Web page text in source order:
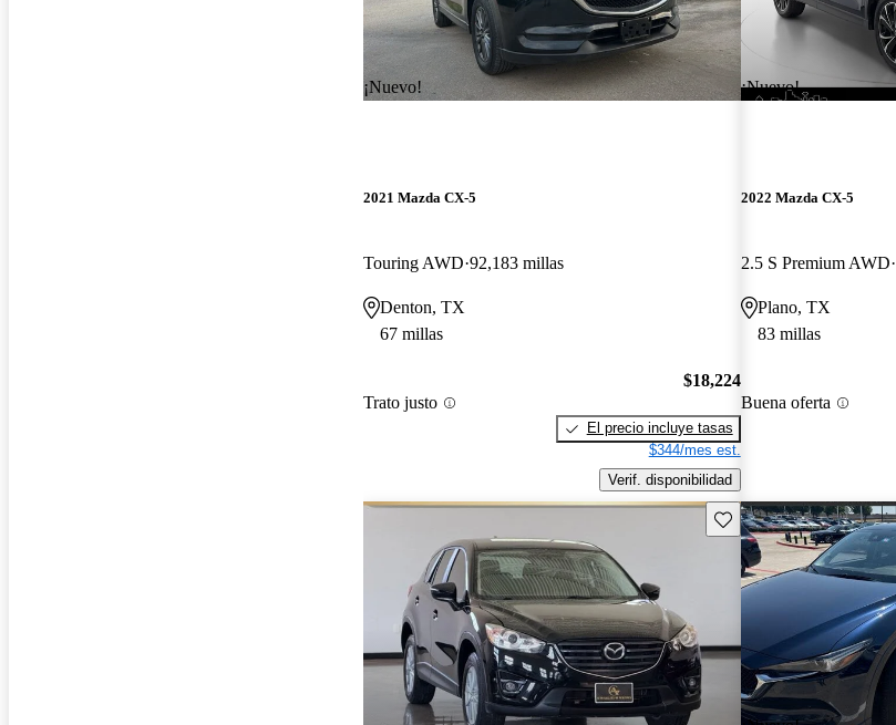
¡Nuevo!
2021 Mazda CX-5
Touring AWD 92,183 millas
Denton, TX
67 millas
Trato justo
$18,224
El precio incluye tasas
$344/mes est.
Verif. disponibilidad
¡Nuevo!
2022 Mazda CX-5
2.5 S Premium AWD
Plano, TX
83 millas
Buena oferta
Guarda este Aviso